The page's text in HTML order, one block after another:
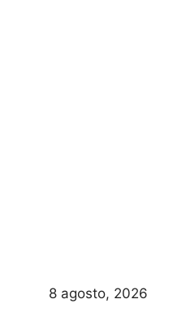
8 agosto, 2026